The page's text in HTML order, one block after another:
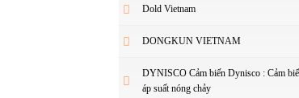
Dold Vietnam
DONGKUN VIETNAM
DYNISCO Cảm biến Dynisco : Cảm
áp suất nóng chảy